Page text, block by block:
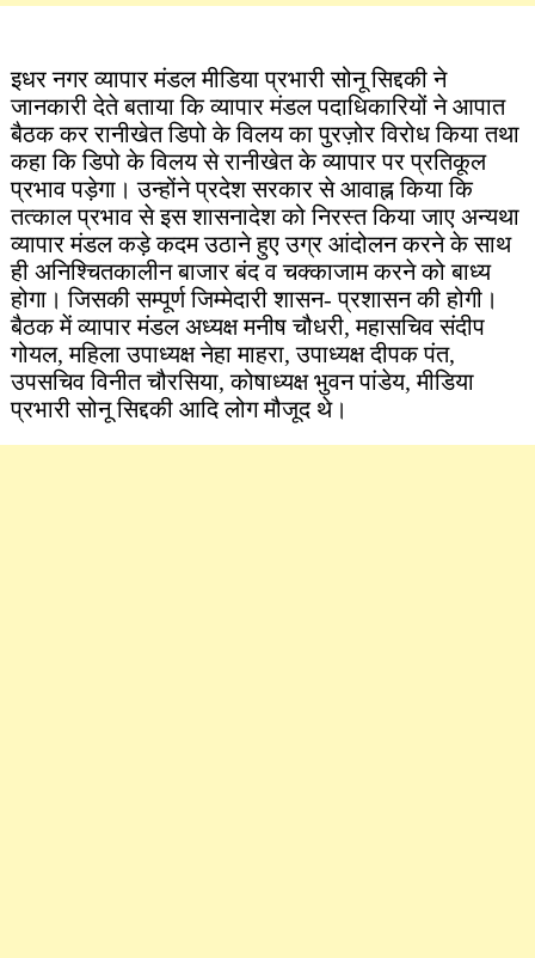
इधर नगर व्यापार मंडल मीडिया प्रभारी सोनू सिद्दकी ने
जानकारी देते बताया कि व्यापार मंडल पदाधिकारियों ने आपात
बैठक कर रानीखेत डिपो के विलय का पुरज़ोर विरोध किया तथा
कहा कि डिपो के विलय से रानीखेत के व्यापार पर प्रतिकूल
प्रभाव पड़ेगा। उन्होंने प्रदेश सरकार से आवाह्न किया कि
तत्काल प्रभाव से इस शासनादेश को निरस्त किया जाए अन्यथा
व्यापार मंडल कड़े कदम उठाने हुए उग्र आंदोलन करने के साथ
ही अनिश्चितकालीन बाजार बंद व चक्काजाम करने को बाध्य
होगा। जिसकी सम्पूर्ण जिम्मेदारी शासन- प्रशासन की होगी।
बैठक में व्यापार मंडल अध्यक्ष मनीष चौधरी, महासचिव संदीप
गोयल, महिला उपाध्यक्ष नेहा माहरा, उपाध्यक्ष दीपक पंत,
उपसचिव विनीत चौरसिया, कोषाध्यक्ष भुवन पांडेय, मीडिया
प्रभारी सोनू सिद्दकी आदि लोग मौजूद थे।